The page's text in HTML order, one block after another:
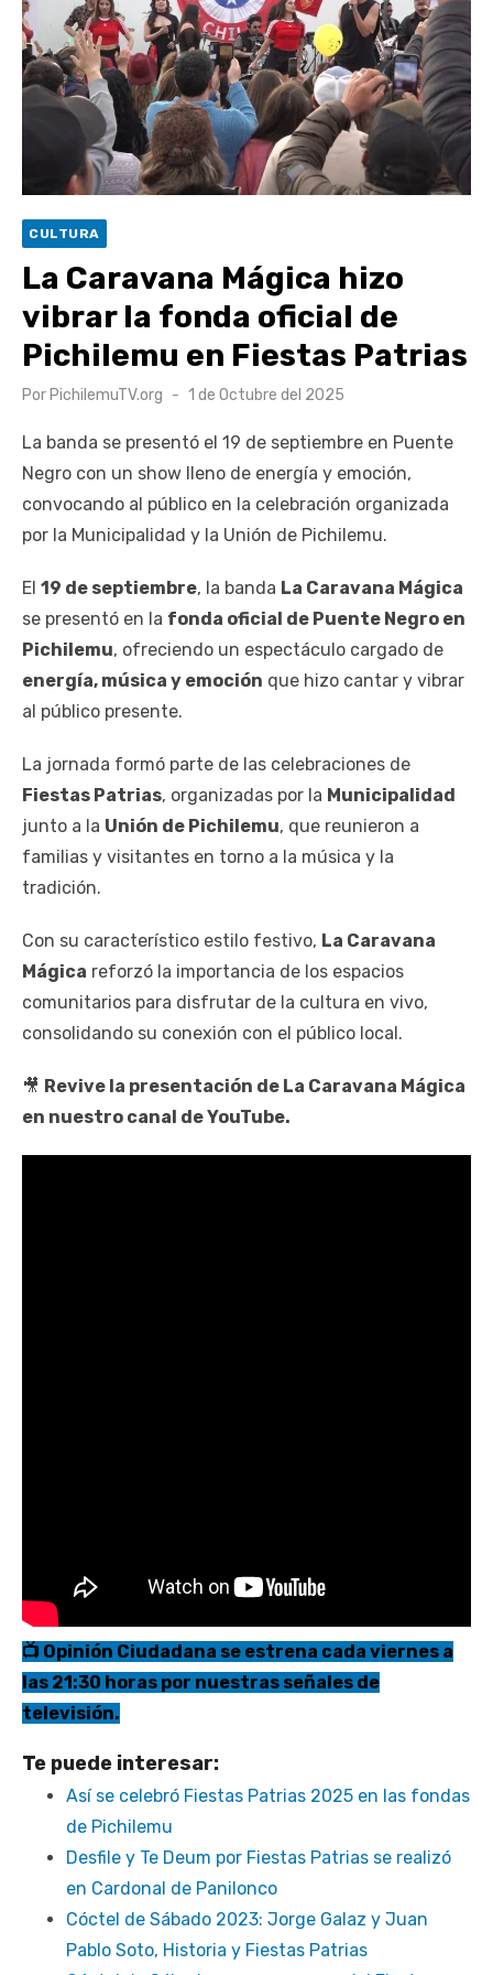
escuela comunitaria
Cóctel de Sábado: Emprendimiento y floricultura con María
Lina Fermandois y Luis Polanco
Seis comunas de O’Higgins inician la construcción
participativa del Plan Local de Restauración del Secano
Costero Nilahue
segunda clasificatoria
Retrospectiva 2026 | Capítulo 03: lessons on flight – Cecilia
Araneda
CULTURA
La Caravana Mágica hizo
vibrar la fonda oficial de
Pichilemu en Fiestas Patrias
Por PichilemuTV.org
Publicado
1 de Octubre del 2025
La banda se presentó el 19 de septiembre en Puente
Negro con un show lleno de energía y emoción,
convocando al público en la celebración organizada
por la Municipalidad y la Unión de Pichilemu.
El 19 de septiembre, la banda La Caravana Mágica
se presentó en la fonda oficial de Puente Negro en
Pichilemu, ofreciendo un espectáculo cargado de
energía, música y emoción que hizo cantar y vibrar
al público presente.
La jornada formó parte de las celebraciones de
Fiestas Patrias, organizadas por la Municipalidad
junto a la Unión de Pichilemu, que reunieron a
familias y visitantes en torno a la música y la
tradición.
Con su característico estilo festivo, La Caravana
Mágica reforzó la importancia de los espacios
comunitarios para disfrutar de la cultura en vivo,
consolidando su conexión con el público local.
🎥 Revive la presentación de La Caravana Mágica
en nuestro canal de YouTube.
📺 Opinión Ciudadana se estrena cada viernes a
las 21:30 horas por nuestras señales de
televisión.
Te puede interesar:
Así se celebró Fiestas Patrias 2025 en las fondas
de Pichilemu
Desfile y Te Deum por Fiestas Patrias se realizó
en Cardonal de Panilonco
Cóctel de Sábado 2023: Jorge Galaz y Juan
Pablo Soto, Historia y Fiestas Patrias